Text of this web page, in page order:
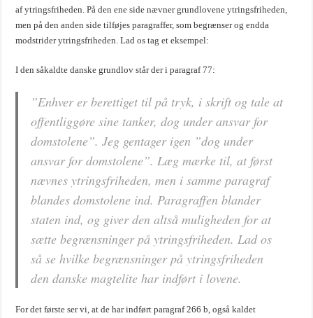
af ytringsfriheden. På den ene side nævner grundlovene ytringsfriheden,
men på den anden side tilføjes paragraffer, som begrænser og endda
modstrider ytringsfriheden. Lad os tag et eksempel:
I den såkaldte danske grundlov står der i paragraf 77:
”Enhver er berettiget til på tryk, i skrift og tale at
offentliggøre sine tanker, dog under ansvar for
domstolene”. Jeg gentager igen ”dog under
ansvar for domstolene”. Læg mærke til, at først
nævnes ytringsfriheden, men i samme paragraf
blandes domstolene ind. Paragraffen blander
staten ind, og giver den altså muligheden for at
sætte begrænsninger på ytringsfriheden. Lad os
så se hvilke begrænsninger på ytringsfriheden
den danske magtelite har indført i lovene.
For det første ser vi, at de har indført paragraf 266 b, også kaldet